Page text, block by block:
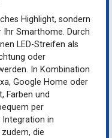
Highlight, sondern
Smarthome. Durch
LED-Streifen als
oder
In Kombination
Google Home oder
Farben und
per
Integration in
die